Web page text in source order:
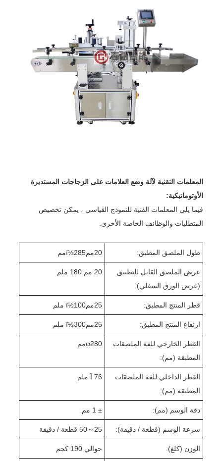
المعلمات التقنية لآلة وضع العلامات على الزجاجات المستديرة
الأوتوماتيكية:
فيما يلي المعلمات الفنية للنموذج القياسي ، يمكن تخصيص
المتطلبات والوظائف الخاصة الأخرى.
طول الملصق المطبق: 20ممï½285 مم
عرض الملصق القابل للتطبيق
(عرض الورق السفلي):
20 مم 1 80 ملم
قطر المنتج المطبق: 25ممï½ 100 ملم
ارتفاع المنتج المطبق: 25ممï½ 300 ملم
القطر الخارجي للفة الملصقات
المطبقة (مم):
φ280 مم
القطر الداخلي للفة الملصقات
المطبقة (مم):
Ï 76 ملم
دقة الوسم (مم): ± 1 مم
سرعة الوسم (قطعة / دقيقة): 25
～
50 قطعة / دقيقة
الوزن (كلغ): حوالي 1 90 كجم